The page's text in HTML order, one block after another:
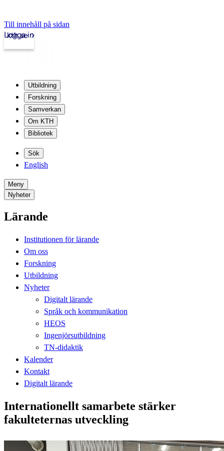
Till innehåll på sidan
kth.se
Logga in
Utbildning
Forskning
Samverkan
Om KTH
Bibliotek
Sök
English
Meny
Nyheter
Lärande
Institutionen för lärande
Om oss
Forskning
Utbildning
Nyheter
Digitalt lärande
Språk och kommunikation
HEOS
Ingenjörsutbildning
TN-didaktik
Kalender
Kontakt
Digitalt lärande
Internationellt samarbete stärker
fakulteternas utveckling